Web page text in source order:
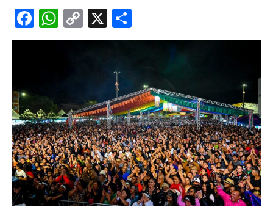
Facebook
WhatsApp
Copy
Link
X